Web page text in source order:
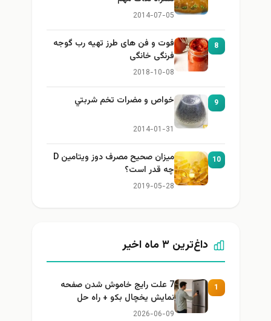
2014-07-05
8
فوت و فن های طرز تهیه رب گوجه
فرنگی خانگی
2018-10-08
9 خواص و مضرات تخم شربتي
2014-01-31
10
میزان صحیح مصرف دوز ویتامین D
چه قدر است؟
2019-05-28
داغ‌ترین ۳ ماه اخیر
1
7 علت رایج خاموش شدن صفحه
نمایش یخچال بکو + راه حل
2026-06-09